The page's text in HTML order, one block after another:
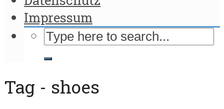
Impressum
Tag - shoes